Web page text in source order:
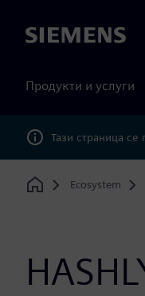
Siemens
Продукти и услуги
Тази страница
Home
Ecosystem